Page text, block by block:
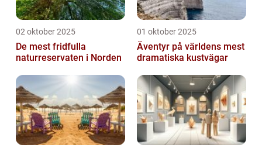
02 oktober 2025
De mest fridfulla
naturreservaten i Norden
01 oktober 2025
Äventyr på världens mest
dramatiska kustvägar